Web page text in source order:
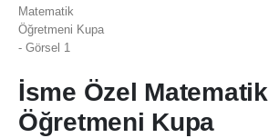
İsme Özel Matematik
Öğretmeni Kupa